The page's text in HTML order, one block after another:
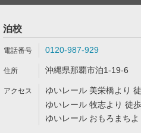
泊校
0120-987-929
沖縄県那覇市泊1-19-6
ゆいレール 美栄橋より
ゆいレール 牧志より 徒
ゆいレール おもろまち